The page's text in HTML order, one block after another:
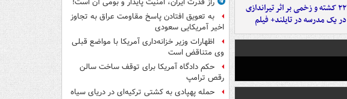
۲۲ کشته و زخمی بر اثر تیراندازی
در یک مدرسه در تایلند+ فیلم
راز قدرت ایران، امنیت پایدار و بومی آن است!
به تعویق افتادن پاسخ مقاومت عراق به تجاوز
اخیر آمریکایی سعودی
اظهارات وزیر خزانه‌داری آمریکا با مواضع قبلی
وی متناقض است
حکم دادگاه آمریکا برای توقف ساخت سالن
رقص ترامپ
حمله پهپادی به کشتی ترکیه‌ای در دریای سیاه